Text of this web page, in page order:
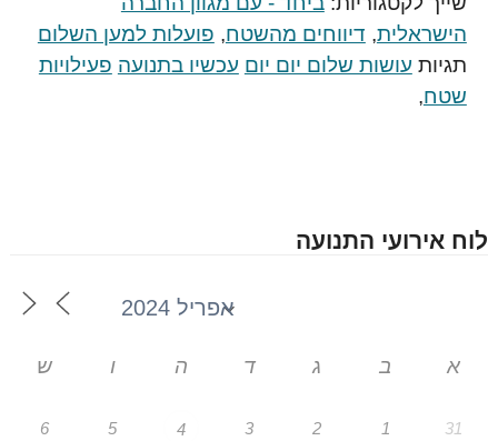
הישראלית, דיווחים מהשטח, פועלות למען השלום
תגיות עושות שלום יום יום עכשיו בתנועה פעילויות
שטח,
לוח אירועי התנועה
א ב ג ד ה ו ש
31
1
2
3
4
5
6